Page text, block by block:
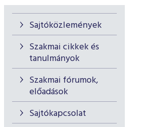
Sajtóközlemények
Szakmai cikkek és
tanulmányok
Szakmai fórumok,
előadások
Sajtókapcsolat